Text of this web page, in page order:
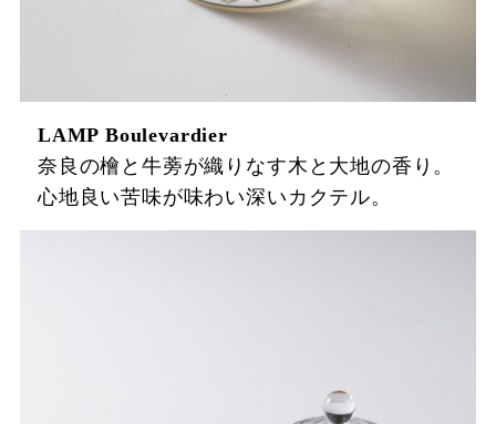
LAMP Boulevardier
奈良の檜と牛蒡が織りなす木と大地の香り。
心地良い苦味が味わい深いカクテル。